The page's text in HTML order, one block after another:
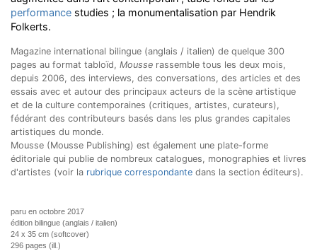
performance studies ; la monumentalisation par Hendrik
Folkerts.
Magazine international bilingue (anglais / italien) de quelque 300
pages au format tabloïd, Mousse rassemble tous les deux mois,
depuis 2006, des interviews, des conversations, des articles et des
essais avec et autour des principaux acteurs de la scène artistique
et de la culture contemporaines (critiques, artistes, curateurs),
fédérant des contributeurs basés dans les plus grandes capitales
artistiques du monde.
Mousse (Mousse Publishing) est également une plate-forme
éditoriale qui publie de nombreux catalogues, monographies et livres
d'artistes (voir la rubrique correspondante dans la section éditeurs).
paru en octobre 2017
édition bilingue (anglais / italien)
24 x 35 cm (softcover)
296 pages (ill.)